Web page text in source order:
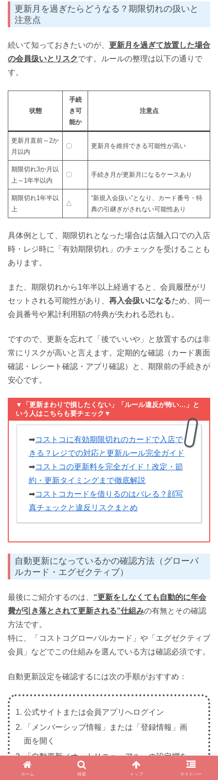
更新月を過ぎたらどうなる？期限切れの扱いと
注意点
続いて知っておきたいのが、 更新月を過ぎて放置した場合
の会員扱いとリスクです。ルールの整理は以下の通りで
す。
状態
手続
き可
能か
注意点
更新月直前～2か
月以内
〇 更新月を維持できる可能性が高い
期限切れ3か月以
上～1年半以内
〇 手続き月が更新月になるケースあり
期限切れ1年半以
上
△
“新規入会扱い”となり、カード番号・特
典の引継ぎがされない可能性あり
具体例として、期限切れとなった場合は店舗入口での入店
時・レジ時に「有効期限切れ」のチェックを受けることも
あります。
また、期限切れから1年半以上経過すると、会員履歴がリ
セットされる可能性があり、 再入会扱いになるため、同一
会員番号や累計利用額の特典が失われる恐れも。
ですので、更新を忘れて「後でいいや」と放置するのは非
常にリスクが高いと言えます。定期的な確認（カード裏面
確認・レシート確認・アプリ確認）と、期限前の手続きが
安心です。
▼「更新まわりで損したくない」「ルール違反が怖い…」と
いう人はこちらも要チェック▼
➡コストコに有効期限切れのカードで入店で
きる？レジでの対応と更新ルール完全ガイド
➡コストコの更新料を完全ガイド！改定・節
約・更新タイミングまで徹底解説
➡コストコカードを借りるのはバレる？顔写
真チェックと違反リスクまとめ
自動更新になっているかの確認方法（グローバ
ルカード・エグゼクティブ）
最後にご紹介するのは、 “更新をしなくても自動的に年会
費が引き落とされて更新される”仕組みの有無とその確認
方法です。
特に、「コストコグローバルカード」や「エグゼクティブ
会員」などでこの仕組みを選んでいる方は確認必須です。
自動更新設定を確認するには次の手順がおすすめ：
公式サイトまたは会員アプリへログイン
「メンバーシップ情報」または「登録情報」画
面を開く
「自動更新／オートリニューアル」の設定欄を
確認（クレジットカード登録が必要）
ホーム 検索 トップ サイドバー